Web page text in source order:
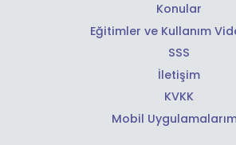
Konular
Eğitimler ve Kullanım
SSS
İletişim
KVKK
Mobil